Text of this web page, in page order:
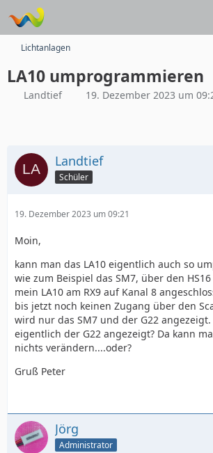
Lichtanlagen
LA10 umprogrammieren
Landtief 19. Dezember 2023 um
Landtief
Schüler
19. Dezember 2023 um 09:21
Moin,
kann man das LA10 eigentlich auch so
wie zum Beispiel das SM7, über den
mein LA10 am RX9 auf Kanal 8
bis jetzt noch keinen Zugang über den
wird nur das SM7 und der G22
eigentlich der G22 angezeigt? Da kann
nichts verändern....oder?
Gruß Peter
Jörg
Administrator